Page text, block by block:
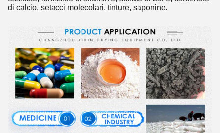
di calcio, setacci molecolari, tinture, saponine.